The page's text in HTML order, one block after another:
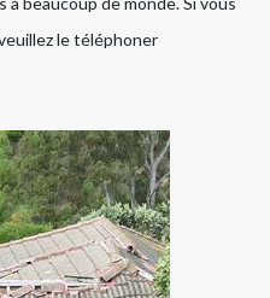
le téléphoner